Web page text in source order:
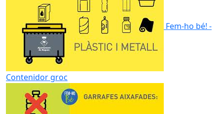
Fem-ho bé! -
Contenidor groc